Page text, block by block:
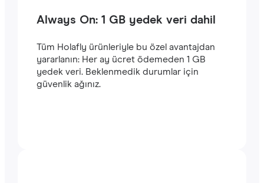
Always On: 1 GB yedek veri dahil
Tüm Holafly ürünleriyle bu özel avantajdan
yararlanın: Her ay ücret ödemeden 1 GB
yedek veri. Beklenmedik durumlar için
güvenlik ağınız.